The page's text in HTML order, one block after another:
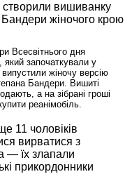
створили вишиванку
жіночого крою
Всесвітнього дня
який започаткували у
випустили жіночу версію
Бандери. Вишиті
а на зібрані гроші
реанімобіль.
11 чоловіків
вирватися з
— їх злапали
прикордонники